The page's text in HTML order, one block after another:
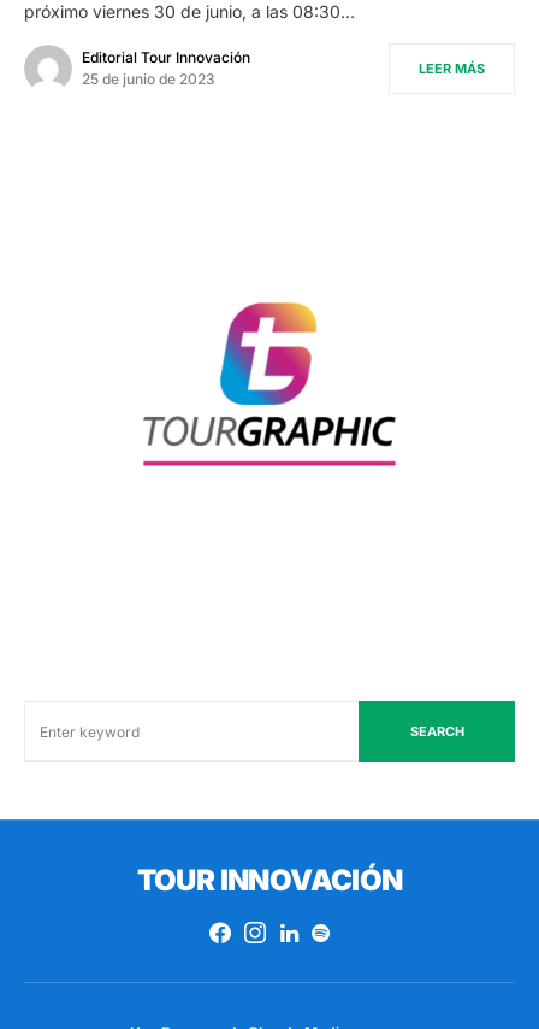
próximo viernes 30 de junio, a las 08:30…
Editorial Tour Innovación
25 de junio de 2023
LEER MÁS
SEARCH
TOUR INNOVACIÓN